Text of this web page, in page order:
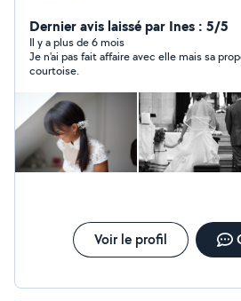
Dernier avis laissé par Ines : 5/5
Il y a plus de 6 mois
Je n'ai pas fait affaire avec elle mais sa
courtoise.
Voir le profil